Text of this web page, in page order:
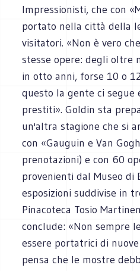
Impressionisti, che con
portato nella città della
visitatori. «Non è vero
stesse opere: degli oltre
in otto anni, forse 10 o
questo la gente ci segue
prestiti». Goldin sta
un'altra stagione che si
con «Gauguin e Van
prenotazioni) e con 60
provenienti dal Museo di
esposizioni suddivise in
Pinacoteca Tosio
conclude: «Non sempre
essere portatrici di nuove
pensa che le mostre